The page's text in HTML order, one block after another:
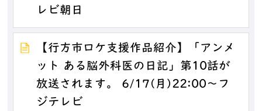
レビ朝日
【行方市ロケ支援作品紹介】「アンメ
ット ある脳外科医の日記」第10話が
放送されます。 6/17(月)22:00～フ
ジテレビ